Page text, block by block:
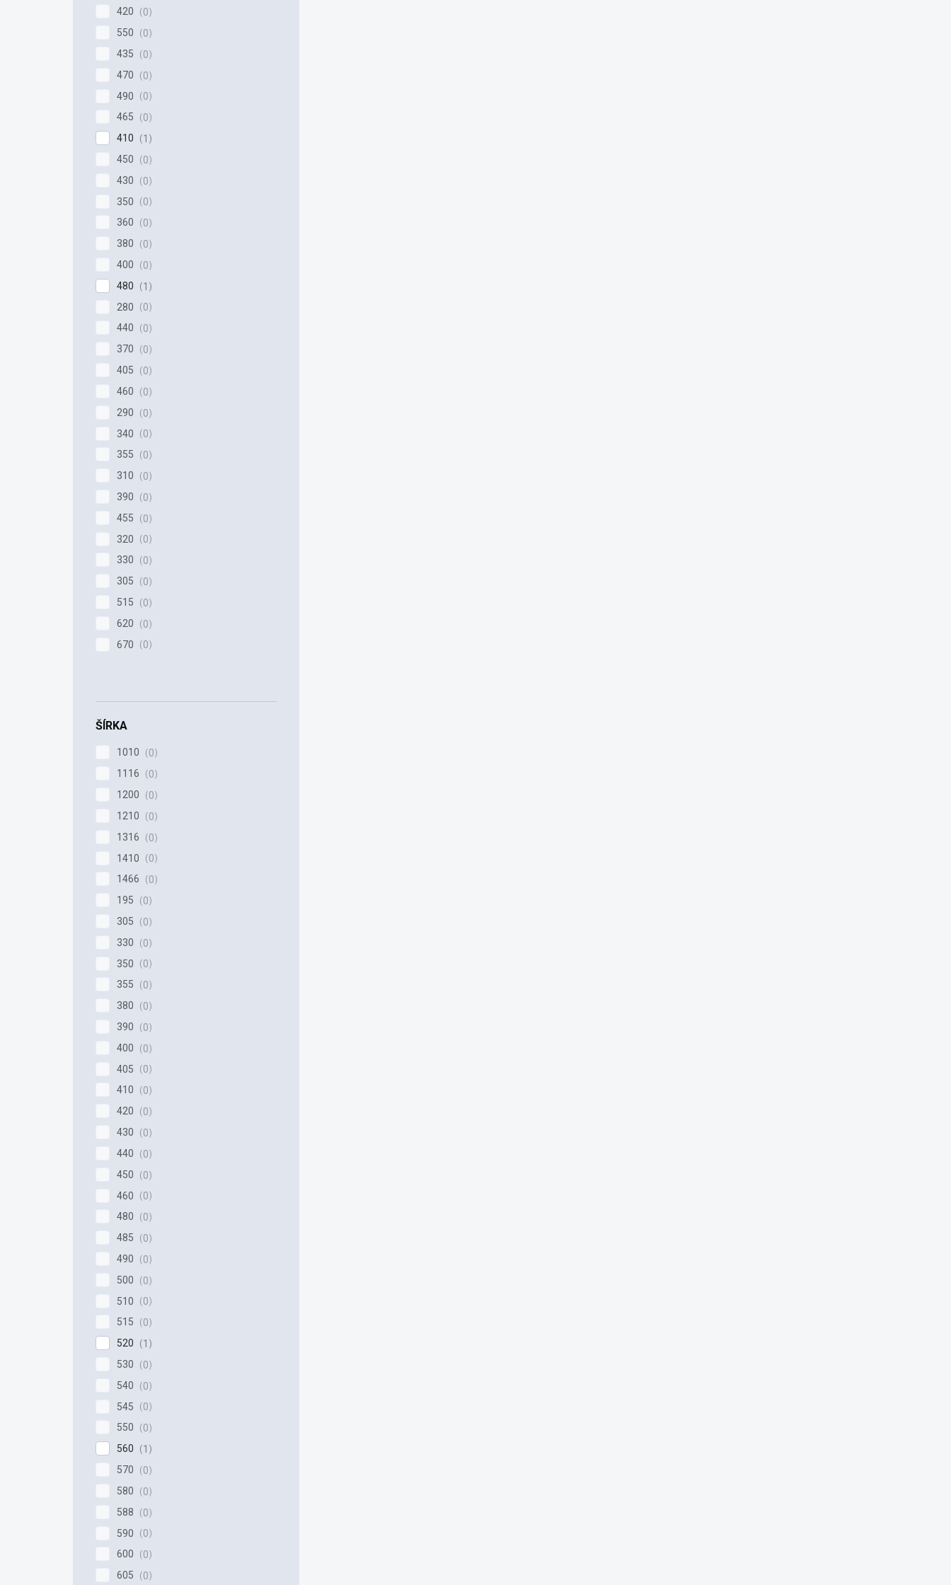
420
0
550
0
435
0
470
0
490
0
465
0
410
1
450
0
430
0
350
0
360
0
380
0
400
0
480
1
280
0
440
0
370
0
405
0
460
0
290
0
340
0
355
0
310
0
390
0
455
0
320
0
330
0
305
0
515
0
620
0
670
0
ŠÍRKA
1010
0
1116
0
1200
0
1210
0
1316
0
1410
0
1466
0
195
0
305
0
330
0
350
0
355
0
380
0
390
0
400
0
405
0
410
0
420
0
430
0
440
0
450
0
460
0
480
0
485
0
490
0
500
0
510
0
515
0
520
1
530
0
540
0
545
0
550
0
560
1
570
0
580
0
588
0
590
0
600
0
605
0